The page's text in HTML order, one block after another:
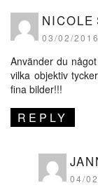
NICOLE
03/02/
Använder du
vilka objektiv
fina bilder!!!
REPLY
04/